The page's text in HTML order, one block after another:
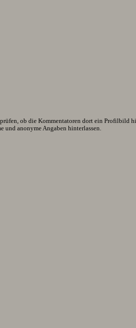
ob die Kommentatoren dort ein Profilbild
und anonyme Angaben hinterlassen.